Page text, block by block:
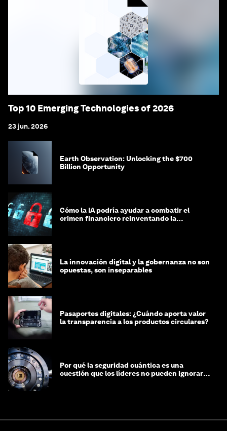
Top 10 Emerging Technologies of 2026
23 jun. 2026
Earth Observation: Unlocking the $700
Billion Opportunity
Cómo la IA podría ayudar a combatir el
crimen financiero reinventando la
La innovación digital y la gobernanza no son
opuestas, son inseparables
Pasaportes digitales: ¿Cuándo aporta valor
la transparencia a los productos circulares?
Por qué la seguridad cuántica es una
cuestión que los líderes no pueden ignorar